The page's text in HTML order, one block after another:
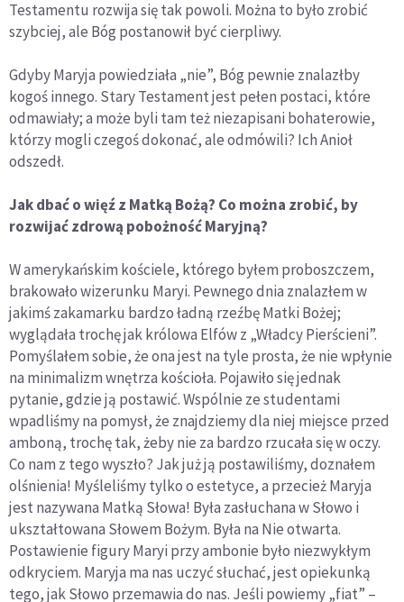
Testamentu rozwija się tak powoli. Można to było zrobić
szybciej, ale Bóg postanowił być cierpliwy.
Gdyby Maryja powiedziała „nie”, Bóg pewnie znalazłby
kogoś innego. Stary Testament jest pełen postaci, które
odmawiały; a może byli tam też niezapisani bohaterowie,
którzy mogli czegoś dokonać, ale odmówili? Ich Anioł
odszedł.
Jak dbać o więź z Matką Bożą? Co można zrobić, by
rozwijać zdrową pobożność Maryjną?
W amerykańskim kościele, którego byłem proboszczem,
brakowało wizerunku Maryi. Pewnego dnia znalazłem w
jakimś zakamarku bardzo ładną rzeźbę Matki Bożej;
wyglądała trochę jak królowa Elfów z „Władcy Pierścieni”.
Pomyślałem sobie, że ona jest na tyle prosta, że nie wpłynie
na minimalizm wnętrza kościoła. Pojawiło się jednak
pytanie, gdzie ją postawić. Wspólnie ze studentami
wpadliśmy na pomysł, że znajdziemy dla niej miejsce przed
amboną, trochę tak, żeby nie za bardzo rzucała się w oczy.
Co nam z tego wyszło? Jak już ją postawiliśmy, doznałem
olśnienia! Myśleliśmy tylko o estetyce, a przecież Maryja
jest nazywana Matką Słowa! Była zasłuchana w Słowo i
ukształtowana Słowem Bożym. Była na Nie otwarta.
Postawienie figury Maryi przy ambonie było niezwykłym
odkryciem. Maryja ma nas uczyć słuchać, jest opiekunką
tego, jak Słowo przemawia do nas. Jeśli powiemy „fiat” –